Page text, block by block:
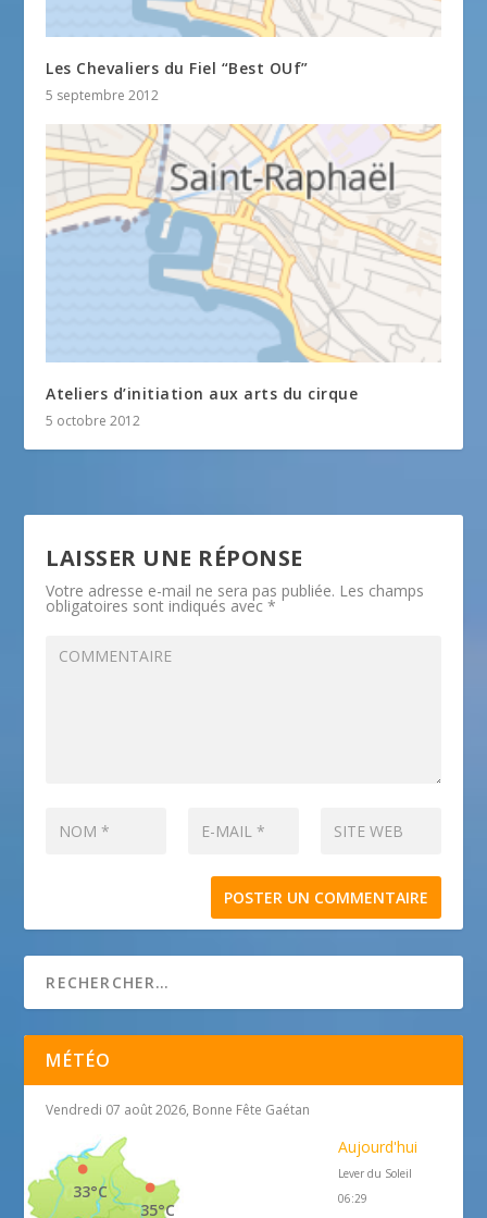
Les Chevaliers du Fiel “Best OUf”
5 septembre 2012
Ateliers d’initiation aux arts du cirque
5 octobre 2012
LAISSER UNE RÉPONSE
Votre adresse e-mail ne sera pas publiée. Les champs
obligatoires sont indiqués avec*
MÉTÉO
Vendredi 07 août 2026, Bonne Fête Gaétan
35°C
33°C
Aujourd'hui
Lever du Soleil
06:29